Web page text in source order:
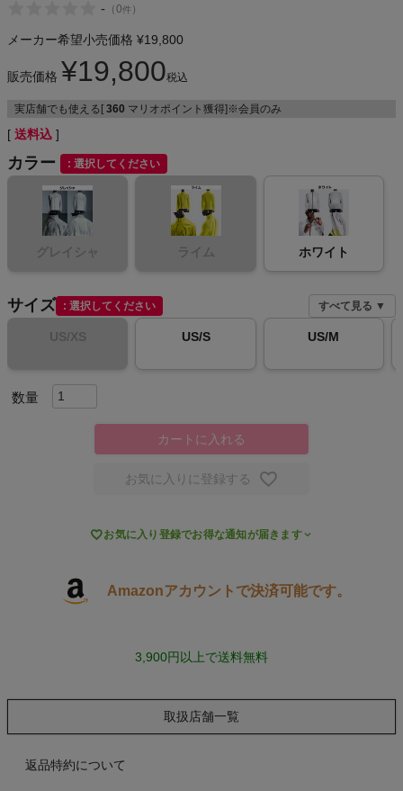
メンズカジュアルウェア
レディースカジュアルウェア
レディーススポーツウェア
スポーツシューズ
もっと見る
- （0件 ）
メーカー希望小売価格 ¥19,800
販売価格 ¥19,800税込
実店舗でも使える[ 360 マリオポイント獲得]※会員のみ
送料込
カラー 選択してください
グレイシャ ライム ホワイト
サイズ 選択してください すべて見る ▼
US/XS US/S US/M
カートに入れる
お気に入りに登録する
お気に入り登録でお得な通知が届きます
Amazonアカウントで決済可能です。
3,900円以上で送料無料
取扱店舗一覧
返品特約について